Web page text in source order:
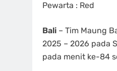
Pewarta : Red
Bali – Tim Maung
2025 – 2026 pada
pada menit ke-84